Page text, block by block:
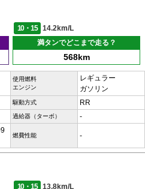
10・15
14.2km/L
満タンでどこまで走る？
568km
使用燃料
エンジン
レギュラー
ガソリン
駆動方式 RR
過給器（ターボ） -
燃費性能 -
10・15
13.8km/L